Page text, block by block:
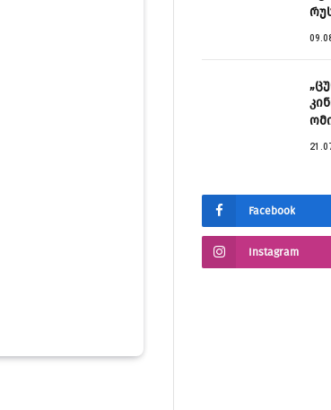
Facebook
Instagram